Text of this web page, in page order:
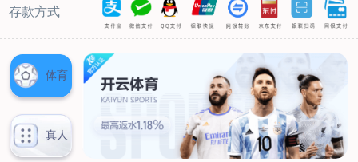
新闻中心
公司动态
行业动态
人才招聘
社会招聘
团队风采
联系方式
在线留言